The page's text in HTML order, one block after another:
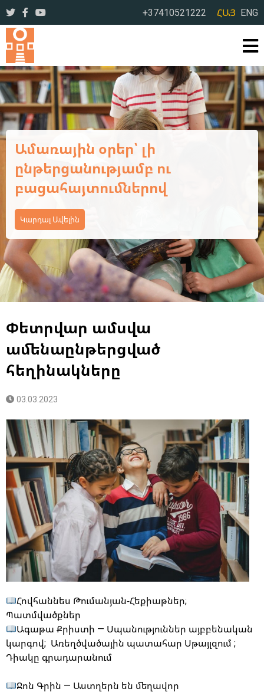
+37410521222 ՀԱՅ ENG
Ավարտվեց ևս մեկ եռօրյա
վերապատրաստման
դասընթաց
Կարդալ Ավելին
Փետրվար ամսվա
ամենաընթերցված
հեղինակները
03.03.2023
Հովհաննես Թումանյան-Հեքիաթներ;
Պատմվածքներ
Ագաթա Քրիստի — Սպանություններ այբբենական
կարգով; Առեղծվածային պատահար Սթայլզում ;
Դիակը գրադարանում
Ջոն Գրին — Աստղերն են մեղավոր